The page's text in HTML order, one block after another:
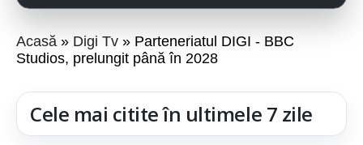
Acasă Digi Tv
Parteneriatul DIGI - BBC
Studios, prelungit până în 2028
Cele mai citite în ultimele 7 zile